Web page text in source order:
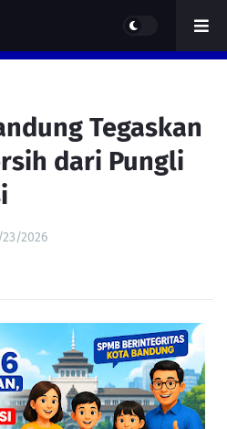
Tegaskan
dari Pungli
2026